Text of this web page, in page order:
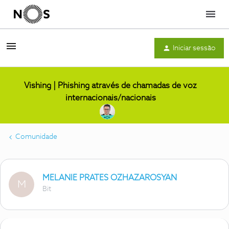
Menu
Iniciar sessão
Vishing | Phishing através de chamadas de voz
internacionais/nacionais
Comunidade
M
MELANIE PRATES OZHAZAROSYAN
Bit